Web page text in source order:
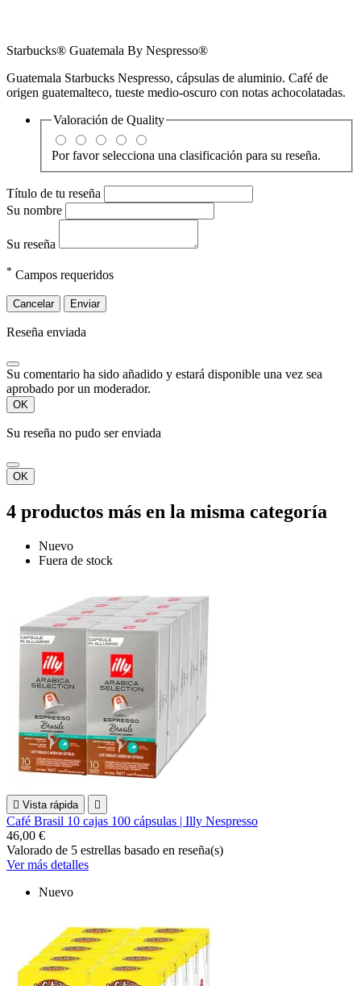
Starbucks® Guatemala By Nespresso®
Guatemala Starbucks Nespresso, cápsulas de aluminio. Café de
origen guatemalteco, tueste medio-oscuro con notas achocolatadas.
Valoración de Quality
Por favor selecciona una clasificación para su reseña.
Título de tu reseña
Su nombre
Su reseña
* Campos requeridos
Cancelar Enviar
Reseña enviada
Su comentario ha sido añadido y estará disponible una vez sea
aprobado por un moderador.
OK
Su reseña no pudo ser enviada
OK
4 productos más en la misma categoría
Nuevo
Fuera de stock
 Vista rápida 
Café Brasil 10 cajas 100 cápsulas | Illy Nespresso
46,00 €
Valorado de 5 estrellas basado en reseña(s)
Ver más detalles
Nuevo